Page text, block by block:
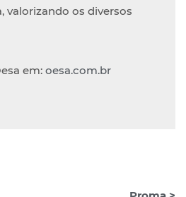
valorizando os diversos
em:oesa.com.br